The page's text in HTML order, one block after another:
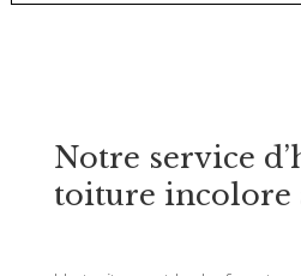
Notre service
toiture incolore